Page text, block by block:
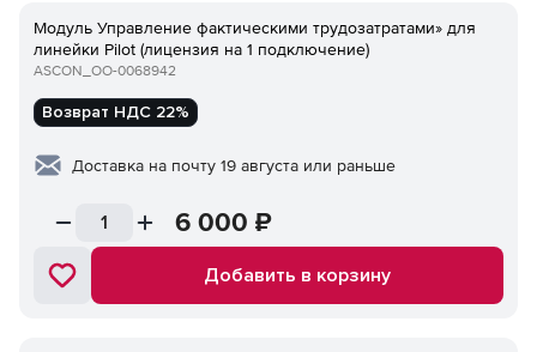
Модуль Управление фактическими трудозатратами» для
линейки Pilot (лицензия на 1 подключение)
ASCON_ОО-0068942
Возврат НДС 22%
Доставка на почту 19 августа или раньше
6 000 ₽
Добавить в корзину